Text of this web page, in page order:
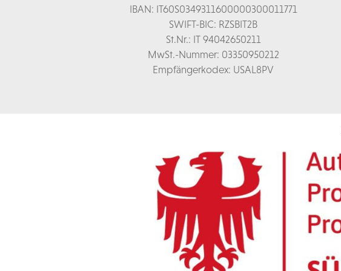
IBAN: IT60S0349311600000300011771
SWIFT-BIC: RZSBIT2B
St.Nr.: IT 94042650211
MwSt.-Nummer: 03350950212
Empfängerkodex: USAL8PV